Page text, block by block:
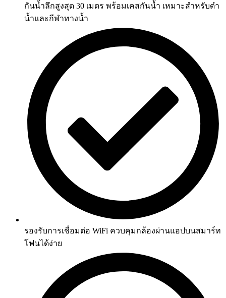
กันน้ำลึกสูงสุด 30 เมตร พร้อมเคสกันน้ำ เหมาะสำหรับดำ
น้ำและกีฬาทางน้ำ
รองรับการเชื่อมต่อ WiFi ควบคุมกล้องผ่านแอปบนสมาร์ท
โฟนได้ง่าย